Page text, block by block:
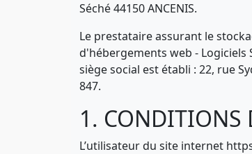
Séché 44150 ANCENIS.
Le prestataire assurant le
d'hébergements web - Logiciels
siège social est établi : 22, rue
847.
1. CONDITIONS
L’utilisateur du site internet